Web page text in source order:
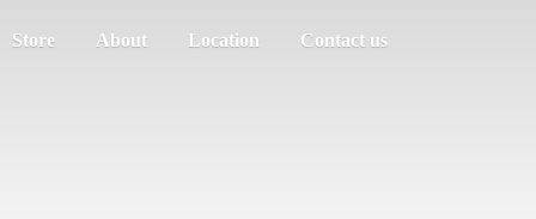
Store About Location Contact us